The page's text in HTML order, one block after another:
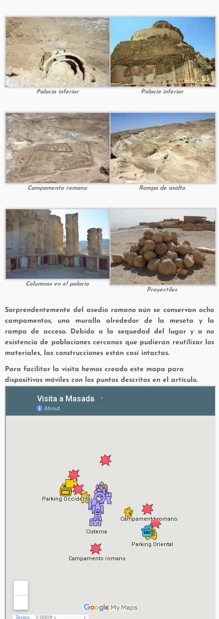
Palacio inferior Palacio inferior
Campamento romano Rampa de asalto
Columnas en el palacio
Proyectiles
Sorprendentemente del asedio romano aún se conservan ocho
campamentos, una muralla alrededor de la meseta y la
rampa de acceso. Debido a la sequedad del lugar y a no
existencia de poblaciones cercanas que pudieran reutilizar los
materiales, las construcciones están casi intactas.
Para facilitar la visita hemos creado este mapa para
dispositivos móviles con los puntos descritos en el artículo.